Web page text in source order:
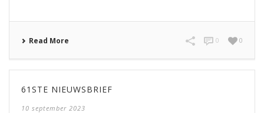
Read More 0
0
61STE NIEUWSBRIEF
10 september 2023